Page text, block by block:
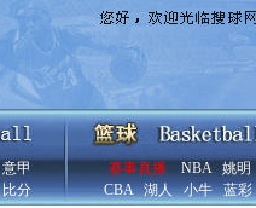
意甲
比分
赛事直播 NBA
姚明
CBA
湖人 小牛 蓝彩